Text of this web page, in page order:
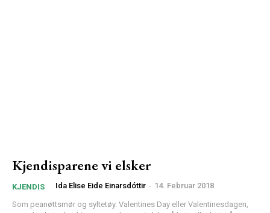
Kjendisparene vi elsker
KJENDIS Ida Elise Eide Einarsdóttir - 14. Februar 2018
Som peanøttsmør og syltetøy. Valentines Day eller Valentinesdagen,